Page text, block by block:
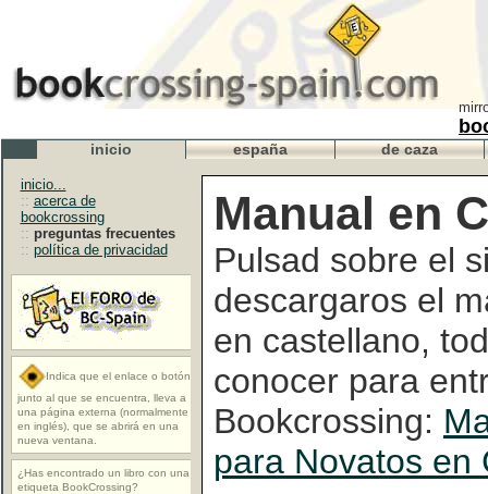
inicio españa de caza
inicio...
:: acerca de
bookcrossing
:: preguntas frecuentes
:: política de privacidad
Indica que el enlace o botón
junto al que se encuentra, lleva a
una página externa (normalmente
en inglés), que se abrirá en una
nueva ventana.
¿Has encontrado un libro con una
etiqueta BookCrossing?
Manual en
Pulsad sobre el
descargaros el
en castellano,
conocer para
Bookcrossing:
para Novatos en